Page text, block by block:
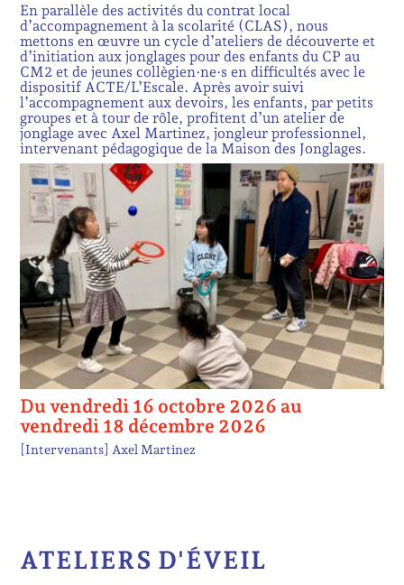
En parallèle des activités du contrat local
d’accompagnement à la scolarité (CLAS), nous
mettons en œuvre un cycle d’ateliers de découverte et
d’initiation aux jonglages pour des enfants du CP au
CM2 et de jeunes collègien·ne·s en difficultés avec le
dispositif ACTE/L’Escale. Après avoir suivi
l’accompagnement aux devoirs, les enfants, par petits
groupes et à tour de rôle, profitent d’un atelier de
jonglage avec Axel Martinez, jongleur professionnel,
intervenant pédagogique de la Maison des Jonglages.
Du vendredi 16 octobre 2026 au
vendredi 18 décembre 2026
[Intervenants] Axel Martinez
ATELIERS D'ÉVEIL